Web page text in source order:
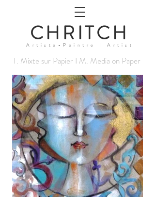
CHRITCH
Artiste-Peintre I Artist
T. Mixte sur Papier I M. Media on Paper